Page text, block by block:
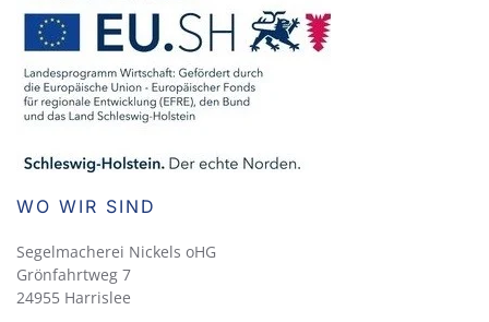
WO WIR SIND
Segelmacherei Nickels oHG
Grönfahrtweg 7
24955 Harrislee